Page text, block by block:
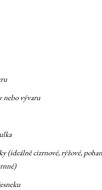
nebo vývaru
(ideálně cizrnové, rýžové,